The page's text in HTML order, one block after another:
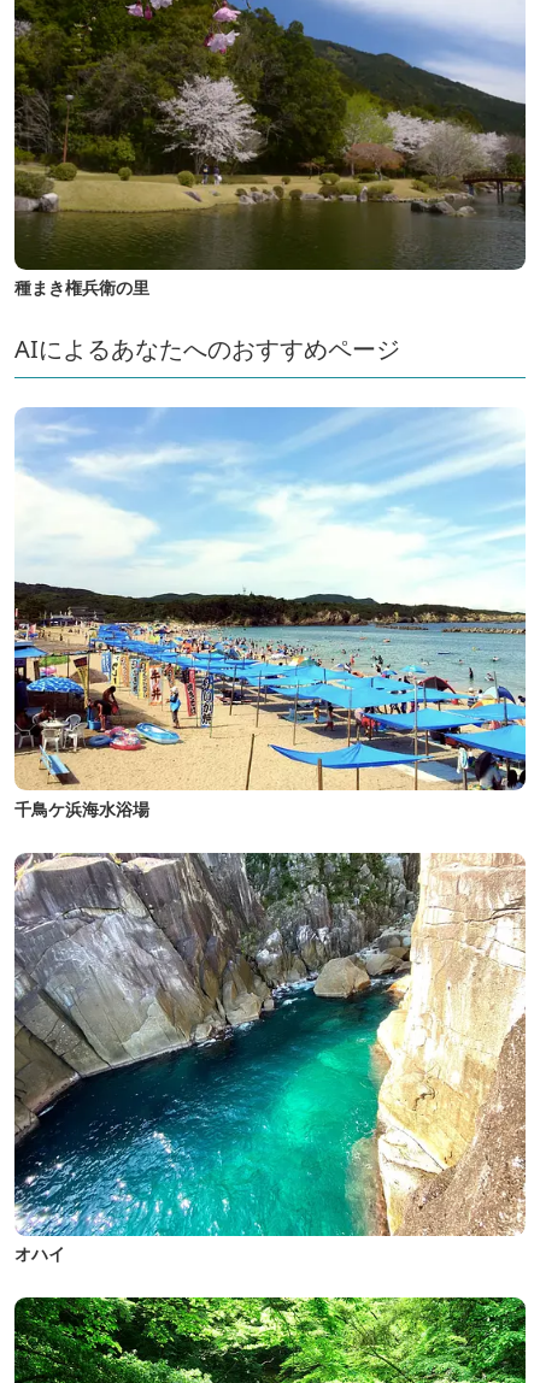
種まき権兵衛の里
AIによるあなたへのおすすめページ
千鳥ケ浜海水浴場
オハイ